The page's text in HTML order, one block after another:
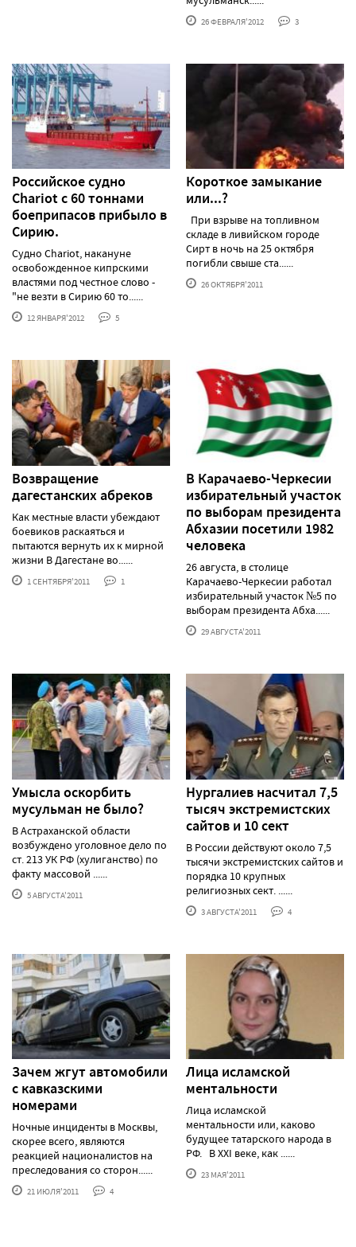
26 ФЕВРАЛЯ'2012 3
Российское судно
Chariot с 60 тоннами
боеприпасов прибыло в
Сирию.
Судно Chariot, накануне
освобожденное кипрскими
властями под честное слово -
"не везти в Сирию 60 то......
12 ЯНВАРЯ'2012 5
Короткое замыкание
или...?
При взрыве на топливном
складе в ливийском городе
Сирт в ночь на 25 октября
погибли свыше ста......
26 ОКТЯБРЯ'2011
Возвращение
дагестанских абреков
Как местные власти убеждают
боевиков раскаяться и
пытаются вернуть их к мирной
жизни В Дагестане во......
1 СЕНТЯБРЯ'2011 1
В Карачаево-Черкесии
избирательный участок
по выборам президента
Абхазии посетили 1982
человека
26 августа, в столице
Карачаево-Черкесии работал
избирательный участок №5 по
выборам президента Абха......
29 АВГУСТА'2011
Умысла оскорбить
мусульман не было?
В Астраханской области
возбуждено уголовное дело по
ст. 213 УК РФ (хулиганство) по
факту массовой ......
5 АВГУСТА'2011
Нургалиев насчитал 7,5
тысяч экстремистских
сайтов и 10 сект
В России действуют около 7,5
тысячи экстремистских сайтов и
порядка 10 крупных
религиозных сект. ......
3 АВГУСТА'2011 4
Зачем жгут автомобили
с кавказскими
номерами
Ночные инциденты в Москвы,
скорее всего, являются
реакцией националистов на
преследования со сторон......
21 ИЮЛЯ'2011 4
Лица исламской
ментальности
Лица исламской
ментальности или, каково
будущее татарского народа в
РФ. В XXI веке, как ......
23 МАЯ'2011